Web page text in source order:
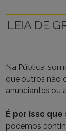
LEIA DE
Na Pública,
que outros não
anunciantes ou
É por isso
podemos